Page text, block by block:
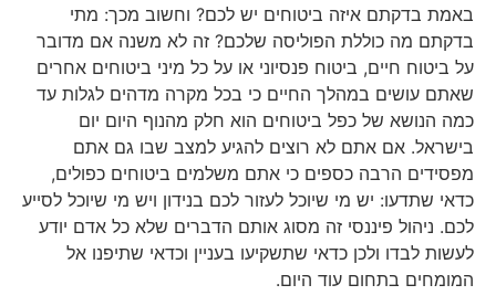
באמת בדקתם איזה ביטוחים יש לכם? וחשוב מכך: מתי
בדקתם מה כוללת הפוליסה שלכם? זה לא משנה אם מדובר
על ביטוח חיים, ביטוח פנסיוני או על כל מיני ביטוחים אחרים
שאתם עושים במהלך החיים כי בכל מקרה מדהים לגלות עד
כמה הנושא של כפל ביטוחים הוא חלק מהנוף היום יום
בישראל. אם אתם לא רוצים להגיע למצב שבו גם אתם
מפסידים הרבה כספים כי אתם משלמים ביטוחים כפולים,
כדאי שתדעו: יש מי שיוכל לעזור לכם בנידון ויש מי שיוכל לסייע
לכם. ניהול פיננסי זה מסוג אותם הדברים שלא כל אדם יודע
לעשות לבדו ולכן כדאי שתשקיעו בעניין וכדאי שתיפנו אל
המומחים בתחום עוד היום.